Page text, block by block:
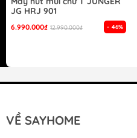
- 46%
JG HRJ 901
6.990.000₫ 12.990.000₫
VỀ SAYHOME